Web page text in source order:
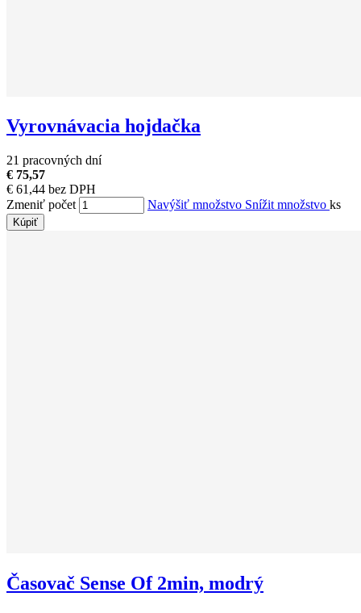
Vyrovnávacia hojdačka
21 pracovných dní
€ 75,57
€ 61,44 bez DPH
Zmeniť počet
Navýšiť množstvo Snížit množstvo ks
Kúpiť
Časovač Sense Of 2min, modrý